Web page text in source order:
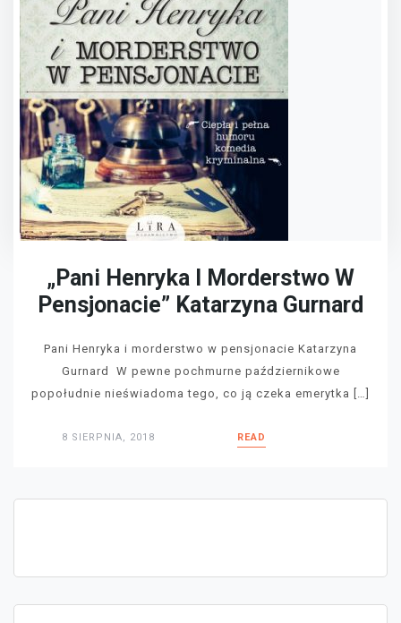
„Pani Henryka I Morderstwo W
Pensjonacie” Katarzyna Gurnard
Pani Henryka i morderstwo w pensjonacie Katarzyna
Gurnard W pewne pochmurne październikowe
popołudnie nieświadoma tego, co ją czeka emerytka […]
8 SIERPNIA, 2018 READ